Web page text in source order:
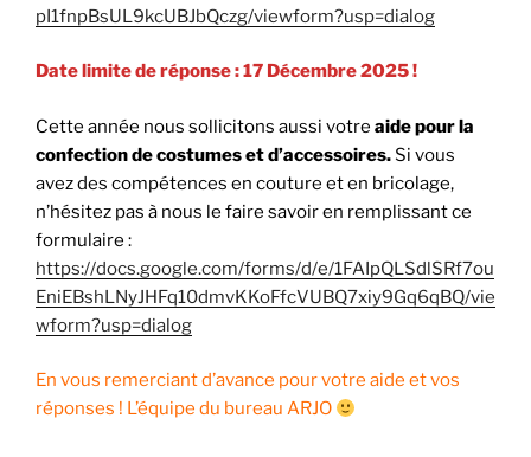
pI1fnpBsUL9kcUBJbQczg/viewform?usp=dialog
Date limite de réponse : 17 Décembre 2025 !
Cette année nous sollicitons aussi votre aide pour la
confection de costumes et d’accessoires.Si vous
avez des compétences en couture et en bricolage,
n’hésitez pas à nous le faire savoir en remplissant ce
formulaire :
https://docs.google.com/forms/d/e/1FAIpQLSdlSRf7ou
EniEBshLNyJHFq10dmvKKoFfcVUBQ7xiy9Gq6qBQ/vie
wform?usp=dialog
En vous remerciant d’avance pour votre aide et vos
réponses ! L’équipe du bureau ARJO